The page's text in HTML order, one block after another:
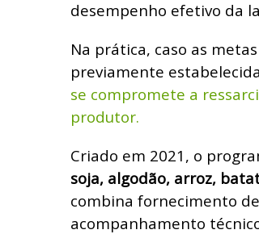
desempenho efetivo da
Na prática, caso as
previamente
se compromete a
produtor.
Criado em 2021, o
soja, algodão, arroz,
combina fornecimento
acompanhamento